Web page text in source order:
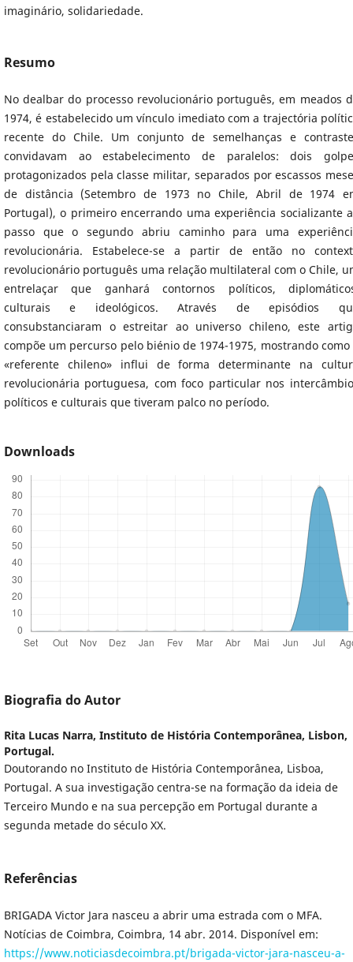
imaginário, solidariedade.
Resumo
No dealbar do processo revolucionário português, em meados
1974, é estabelecido um vínculo imediato com a trajectória
recente do Chile. Um conjunto de semelhanças e
convidavam ao estabelecimento de paralelos: dois
protagonizados pela classe militar, separados por escassos
de distância (Setembro de 1973 no Chile, Abril de 1974
Portugal), o primeiro encerrando uma experiência socializante
passo que o segundo abriu caminho para uma
revolucionária. Estabelece-se a partir de então no
revolucionário português uma relação multilateral com o Chile,
entrelaçar que ganhará contornos políticos,
culturais e ideológicos. Através de episódios
consubstanciaram o estreitar ao universo chileno, este
compõe um percurso pelo biénio de 1974-1975, mostrando como
«referente chileno» influi de forma determinante na
revolucionária portuguesa, com foco particular nos
políticos e culturais que tiveram palco no período.
Downloads
Biografia do Autor
Rita Lucas Narra, Instituto de História Contemporânea, Lisbon,
Portugal.
Doutorando no Instituto de História Contemporânea, Lisboa,
Portugal. A sua investigação centra-se na formação da ideia de
Terceiro Mundo e na sua percepção em Portugal durante a
segunda metade do século XX.
Referências
BRIGADA Victor Jara nasceu a abrir uma estrada com o MFA.
Notícias de Coimbra, Coimbra, 14 abr. 2014. Disponível em:
https://www.noticiasdecoimbra.pt/brigada-victor-jara-nasceu-a-